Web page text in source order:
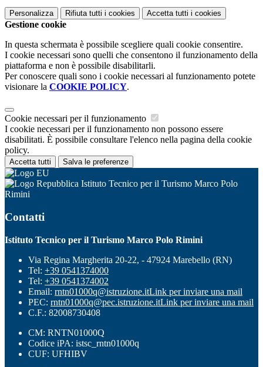
Personalizza Rifiuta tutti i cookies Accetta tutti i cookies
Gestione cookie
In questa schermata è possibile scegliere quali cookie consentire.
I cookie necessari sono quelli che consentono il funzionamento della
piattaforma e non è possibile disabilitarli.
Per conoscere quali sono i cookie necessari al funzionamento potete
visionare la COOKIE POLICY.
Cookie necessari per il funzionamento
I cookie necessari per il funzionamento non possono essere
disabilitati. È possibile consultare l'elenco nella pagina della cookie
policy.
Accetta tutti Salva le preferenze
Istituto Tecnico per il Turismo Marco Polo
Rimini
Contatti
Istituto Tecnico per il Turismo Marco Polo Rimini
Via Regina Margherita 20-22, - 47924 Marebello (RN)
Tel: +39 0541374000
Tel: +39 0541374002
Email: rntn01000q@istruzione.itLink per inviare una mail
PEC: rntn01000q@pec.istruzione.itLink per inviare una mail
C.F.: 82008730408
CM: RNTN01000Q
Codice iPA: istsc_rntn01000q
CUF: UFHIBV